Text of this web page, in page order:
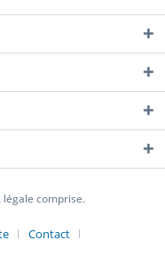
légale comprise.
Contact